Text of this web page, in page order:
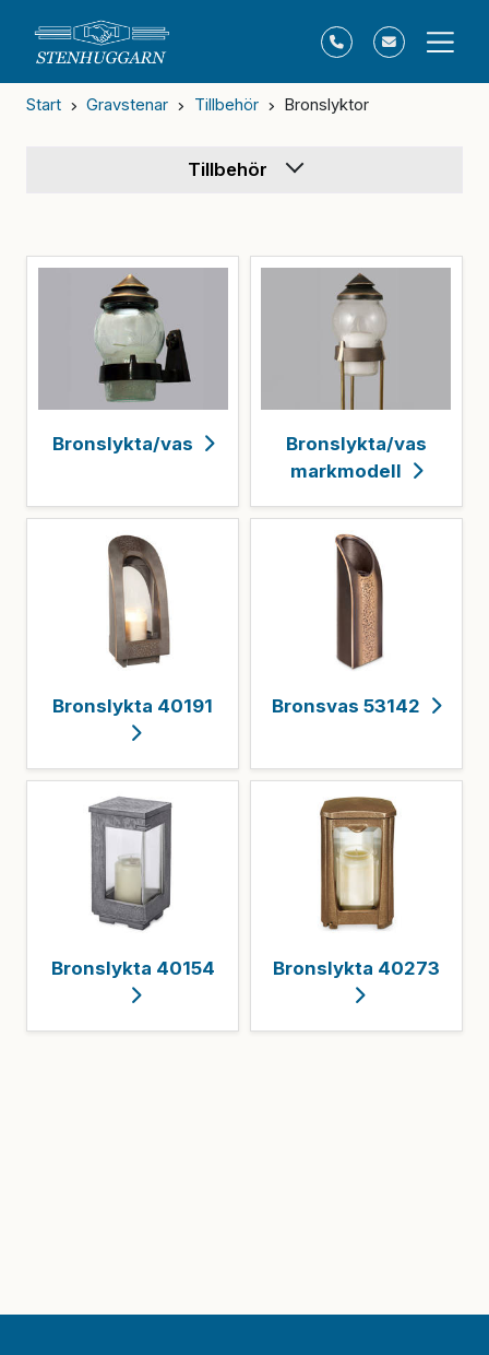
Start Gravstenar Tillbehör Bronslyktor
Tillbehör
Bronslykta/vas
Bronslykta/vas
markmodell
Bronslykta 40191 Bronsvas 53142
Bronslykta 40154 Bronslykta 40273